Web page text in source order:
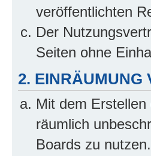
veröffentlichten
Der
Seiten ohne
2. EINRÄUMUNG
Mit dem
räumlich
Boards zu nutzen.